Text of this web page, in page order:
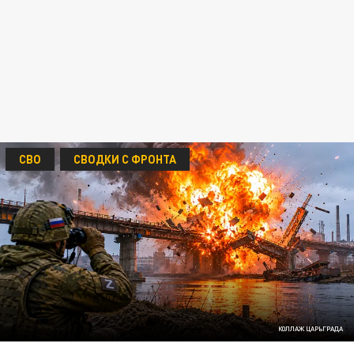
КОЛЛАЖ ЦАРЬГРАДА
СВО СВОДКИ С ФРОНТА